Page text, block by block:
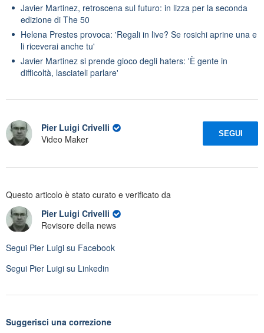
Javier Martinez, retroscena sul futuro: in lizza per la seconda
edizione di The 50
Helena Prestes provoca: 'Regali in live? Se rosichi aprine una e
li riceverai anche tu'
Javier Martinez si prende gioco degli haters: 'È gente in
difficoltà, lasciateli parlare'
Pier Luigi Crivelli
Video Maker
SEGUI
Questo articolo è stato curato e verificato da
Pier Luigi Crivelli
Revisore della news
Segui Pier Luigi su Facebook
Segui Pier Luigi su Linkedin
Suggerisci una correzione